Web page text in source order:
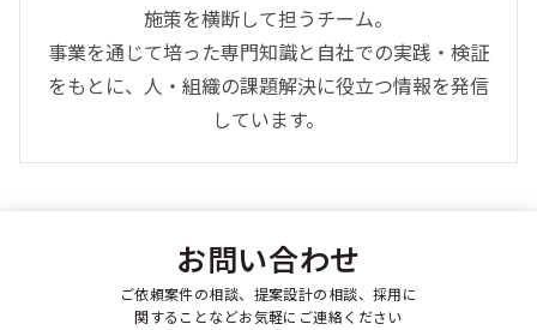
施策を横断して担うチーム。
事業を通じて培った専門知識と自社での実践・検証
をもとに、人・組織の課題解決に役立つ情報を発信
しています。
お問い合わせ
ご依頼案件の相談、提案設計の相談、採用に
関することなどお気軽にご連絡ください